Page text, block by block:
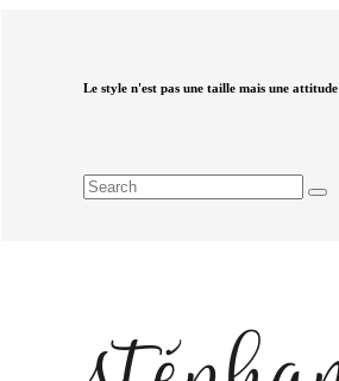
Le style n'est pas une taille mais une attitude